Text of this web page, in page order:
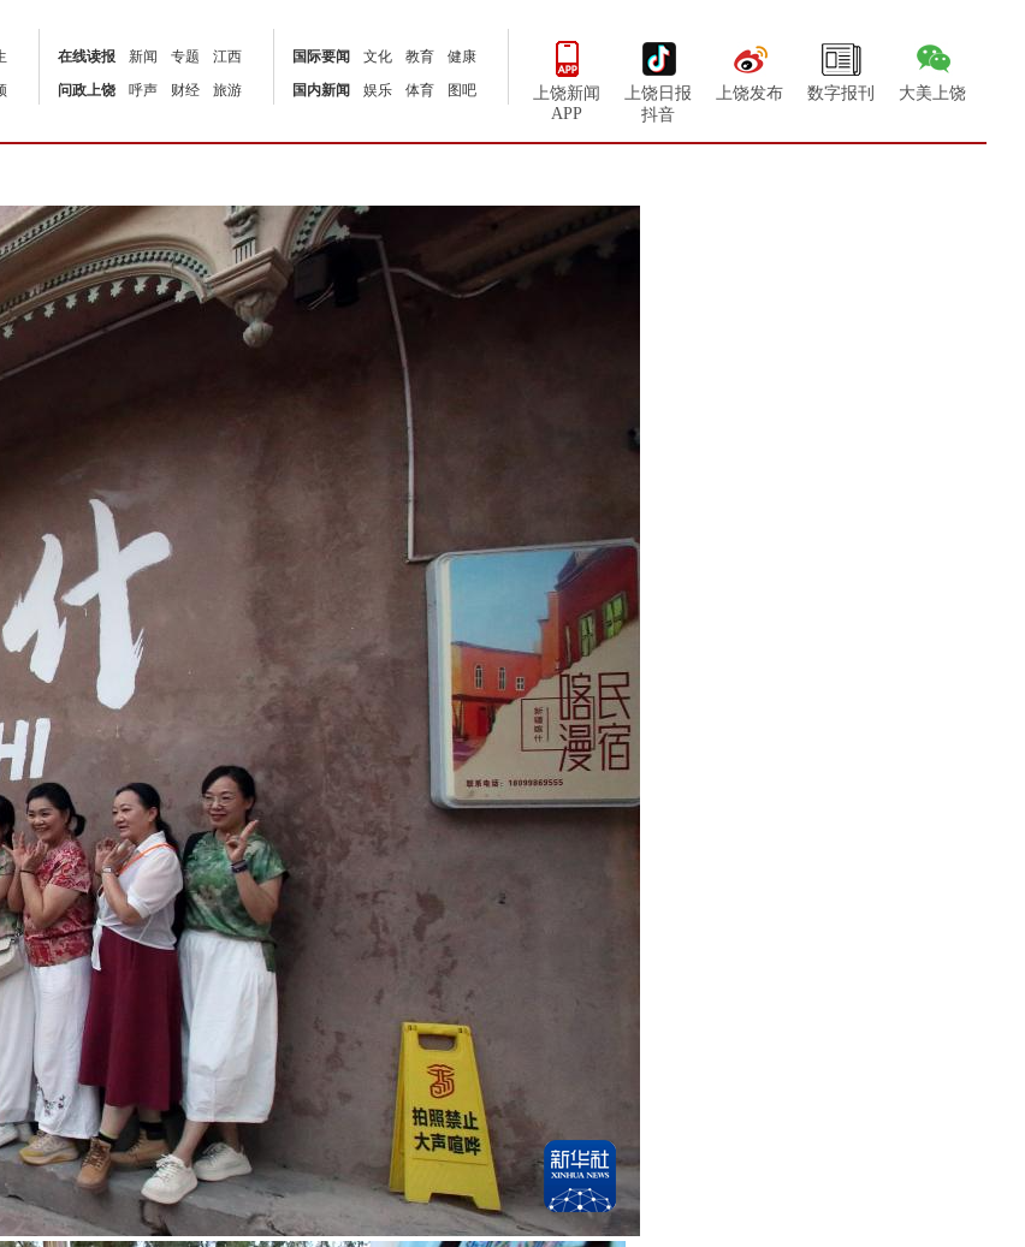
在线读报 新闻 专题
江西
问政上饶
呼声 财经 旅游
国际要闻 文化 教育
健康
国内新闻
娱乐 体育 图吧
上饶新闻
APP
上饶日报
抖音
上饶发布 数字报刊 大美上饶